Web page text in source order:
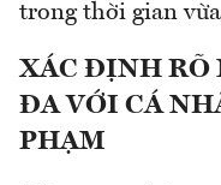
trong thời gian
XÁC ĐỊNH RÕ
ĐA VỚI CÁ
PHẠM